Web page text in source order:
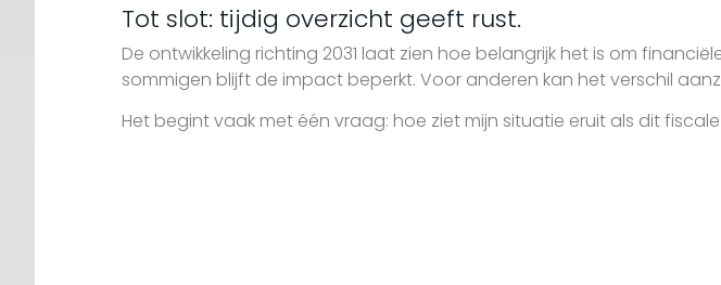
Tot slot: tijdig overzicht geeft rust.
De ontwikkeling richting 2031 laat zien hoe belangrijk het is om
sommigen blijft de impact beperkt. Voor anderen kan het verschil
Het begint vaak met één vraag: hoe ziet mijn situatie eruit als dit